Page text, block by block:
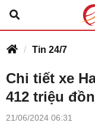
Tin 24/7
Chi tiết xe
412 triệu
21/06/2024 06:31